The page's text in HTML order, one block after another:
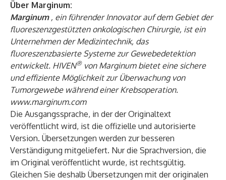
Über Marginum:
Marginum , ein führender Innovator auf dem Gebiet der
fluoreszenzgestützten onkologischen Chirurgie, ist ein
Unternehmen der Medizintechnik, das
fluoreszenzbasierte Systeme zur Gewebedetektion
entwickelt. HIVEN®von Marginum bietet eine sichere
und effiziente Möglichkeit zur Überwachung von
Tumorgewebe während einer Krebsoperation.
www.marginum.com
Die Ausgangssprache, in der der Originaltext
veröffentlicht wird, ist die offizielle und autorisierte
Version. Übersetzungen werden zur besseren
Verständigung mitgeliefert. Nur die Sprachversion, die
im Original veröffentlicht wurde, ist rechtsgültig.
Gleichen Sie deshalb Übersetzungen mit der originalen